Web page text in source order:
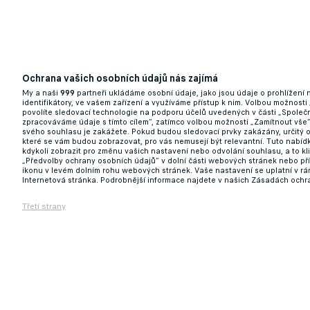
Šok pro druhou ligu? Dynamo i Chrudim
03.06.2026 13:17
Ochrana vašich osobních údajů nás zajímá
My a naši 999 partneři ukládáme osobní údaje, jako jsou údaje o prohlížení
identifikátory, ve vašem zařízení a využíváme přístup k nim. Volbou možnosti
povolíte sledovací technologie na podporu účelů uvedených v části
zpracováváme údaje s tímto cílem“, zatímco volbou možnosti „Zamítnout
svého souhlasu je zakážete. Pokud budou sledovací prvky zakázány, určitý
které se vám budou zobrazovat, pro vás nemusejí být relevantní. Tuto
kdykoli zobrazit pro změnu vašich nastavení nebo odvolání souhlasu, a to
„Předvolby ochrany osobních údajů“ v dolní části webových stránek nebo
ikonu v levém dolním rohu webových stránek. Vaše nastavení se uplatní v
Internetová stránka. Podrobnější informace najdete v našich Zásadách
Třetí strany